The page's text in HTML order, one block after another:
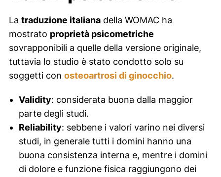
La traduzione italianadella WOMAC ha
mostrato proprietà psicometriche
sovrapponibili a quelle della versione originale,
tuttavia lo studio è stato condotto solo su
soggetti con osteoartrosi di ginocchio.
Validity: considerata buona dalla maggior
parte degli studi.
Reliability: sebbene i valori varino nei diversi
studi, in generale tutti i domini hanno una
buona consistenza interna e, mentre i domini
di dolore e funzione fisica raggiungono dei